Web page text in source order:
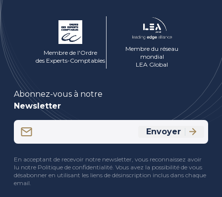
Membre de l'Ordre
des Experts-Comptables
Membre du réseau
mondial
LEA Global
Abonnez-vous à notre
Newsletter
(Nécessaire)
CAPTCHA
Envoyer
En acceptant de recevoir notre newsletter, vous reconnaissez avoir
lu notre Politique de confidentialité. Vous avez la possibilité de vous
désabonner en utilisant les liens de désinscription inclus dans chaque
email.